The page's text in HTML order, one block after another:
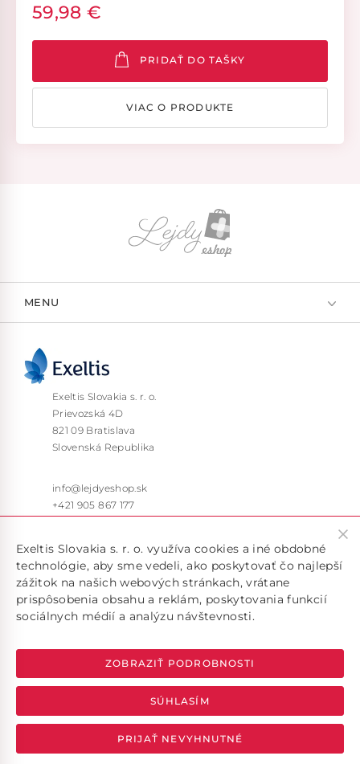
59,98 €
PRIDAŤ DO TAŠKY
VIAC O PRODUKTE
MENU
Exeltis Slovakia s. r. o.
Prievozská 4D
821 09 Bratislava
Slovenská Republika
info@lejdyeshop.sk
+421 905 867 177
do inej krajiny, kontaktujte nás na emailovej adrese
info@lejdyeshop.sk
Upraviť nastavenia Cookies
Exeltis Slovakia s. r. o. využíva cookies a iné obdobné
technológie, aby sme vedeli, ako poskytovať čo najlepší
zážitok na našich webových stránkach, vrátane
prispôsobenia obsahu a reklám, poskytovania funkcií
sociálnych médií a analýzu návštevnosti.
ZOBRAZIŤ PODROBNOSTI
SÚHLASÍM
PRIJAŤ NEVYHNUTNÉ